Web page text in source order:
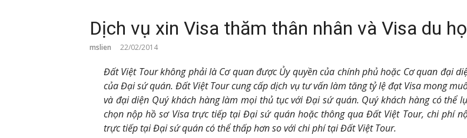
Dịch vụ xin Visa thăm thân nhân và Visa du
mslien 22/02/2014
Đất Việt Tour không phải là Cơ quan được Ủy quyền của chính phủ hoặc Cơ quan đại
của Đại sứ quán. Đất Việt Tour cung cấp dịch vụ tư vấn làm tăng tỷ lệ đạt Visa mong
và đại diện Quý khách hàng làm mọi thủ tục với Đại sứ quán. Quý khách hàng có thể
chọn nộp hồ sơ Visa trực tiếp tại Đại sứ quán hoặc thông qua Đất Việt Tour, chi phí
trực tiếp tại Đại sứ quán có thể thấp hơn so với chi phí tại Đất Việt Tour.